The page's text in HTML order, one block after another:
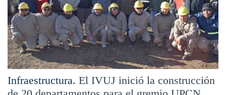
Infraestructura. El IVUJ inició la construcción